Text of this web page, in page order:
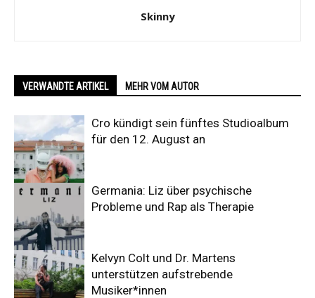
Skinny
VERWANDTE ARTIKEL MEHR VOM AUTOR
Cro kündigt sein fünftes Studioalbum
für den 12. August an
Germania: Liz über psychische
Probleme und Rap als Therapie
Kelvyn Colt und Dr. Martens
unterstützen aufstrebende
Musiker*innen